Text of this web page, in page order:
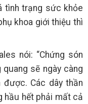
tình trạng sức khỏe
khoa giới thiệu thì
nói: “Chứng són
sẽ ngày càng
Các dây thần
hầu hết phải mất cả